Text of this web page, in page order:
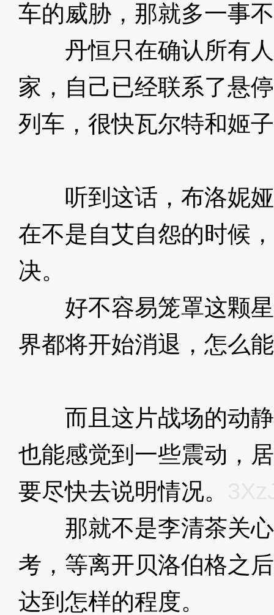
车的威胁，那就多一事
丹恒只在确认所有人
家，自己已经联系了悬
列车，很快瓦尔特和姬
听到这话，布洛妮娅
在不是自艾自怨的时候
决。
好不容易笼罩这颗星
界都将开始消退，怎么
而且这片战场的动静
也能感觉到一些震动，
要尽快去说明情况。
那就不是李清茶关心
考，等离开贝洛伯格之
达到怎样的程度。